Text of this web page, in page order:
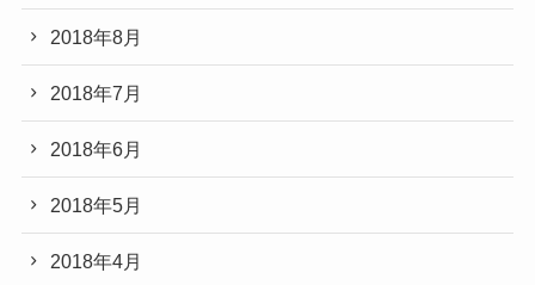
2018年8月
2018年7月
2018年6月
2018年5月
2018年4月